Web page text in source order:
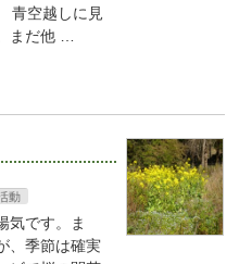
空越しに見
まだ他 …
動
気です。ま
、季節は確実